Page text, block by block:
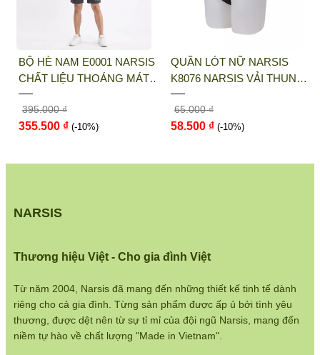
THỜI TRANG NARSIS
Địa chỉ văn phòng/showroom: Số 46 + 48
Shophouse đường 2.3 Khu đô thị Gamuda
Gardens, Quận Hoàng Mai, Hà Nội
Điện thoại:033 484 1292
Kiểm tra đơn hàng:
Chính sách đổi hàng:
https://www.narsis.vn/doi-tra-hoan-tien
Chính sách bán hàng:
https://www.narsis.vn/chinh-sach-ban-hang
BỘ HÈ NAM E0001 NARSIS
CHẤT LIỆU THOÁNG MÁT,
DỄ CHỊU, THOẢI MÁI CẢ
NGÀY, DỄ VẬN ĐỘNG
395.000 ₫
355.500 ₫ (-10%)
QUẦN LÓT NỮ NARSIS
K8076 NARSIS VẢI THUN
LẠNH THOÁNG MÁT, LÓT
COTTON THOẢI MÁI, GIỮ
DÁNG TỐT, THO...
65.000 ₫
58.500 ₫ (-10%)
NARSIS
Từ năm 2004, Narsis đã mang đến những thiết kế tinh tế dành
riêng cho cả gia đình. Từng sản phẩm được ấp ủ bởi tình yêu
thương, được dệt nên từ sự tỉ mỉ của đội ngũ Narsis, mang đến
niềm tự hào về chất lượng "Made in Vietnam".
Thương hiệu Việt - Cho gia đình Việt